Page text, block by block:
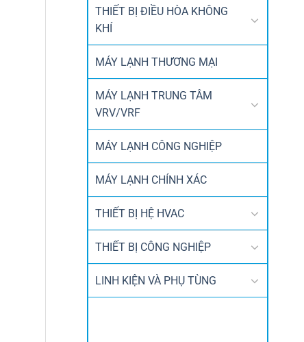
THIẾT BỊ ĐIỀU HÒA KHÔNG
KHÍ
MÁY LẠNH THƯƠNG MẠI
MÁY LẠNH TRUNG TÂM
VRV/VRF
MÁY LẠNH CÔNG NGHIỆP
MÁY LẠNH CHÍNH XÁC
THIẾT BỊ HỆ HVAC
THIẾT BỊ CÔNG NGHIỆP
LINH KIỆN VÀ PHỤ TÙNG